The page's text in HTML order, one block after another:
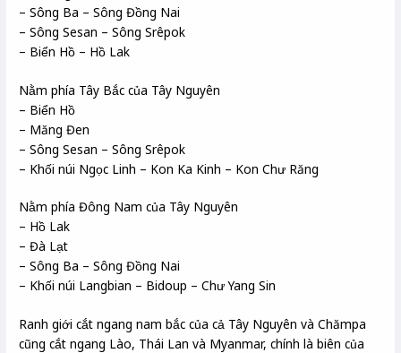
– Sông Ba – Sông Đồng Nai
– Sông Sesan – Sông Srêpok
– Biển Hồ – Hồ Lak
Nằm phía Tây Bắc của Tây Nguyên
– Biển Hồ
– Măng Đen
– Sông Sesan – Sông Srêpok
– Khối núi Ngọc Linh – Kon Ka Kinh – Kon Chư Răng
Nằm phía Đông Nam của Tây Nguyên
– Hồ Lak
– Đà Lạt
– Sông Ba – Sông Đồng Nai
– Khối núi Langbian – Bidoup – Chư Yang Sin
Ranh giới cắt ngang nam bắc của cả Tây Nguyên và Chămpa
cũng cắt ngang Lào, Thái Lan và Myanmar, chính là biên của